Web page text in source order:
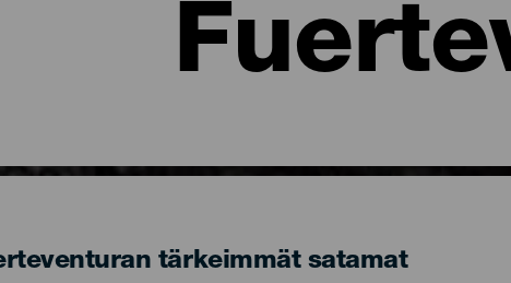
tärkeimmät satamat